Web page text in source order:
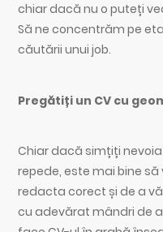
chiar dacă nu o puteți
Să ne concentrăm pe
căutării unui job.
Pregătiți un CV cu
Chiar dacă simțiți
repede, este mai bine
redacta corect și de a
cu adevărat mândri de